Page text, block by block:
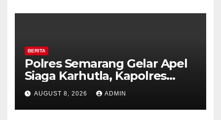
BERITA
Polres Semarang Gelar Apel
Siaga Karhutla, Kapolres
Tekankan Sinergi dan
Kesiapsiagaan Hadapi Musim
Kemarau.
AUGUST 8, 2026 ADMIN